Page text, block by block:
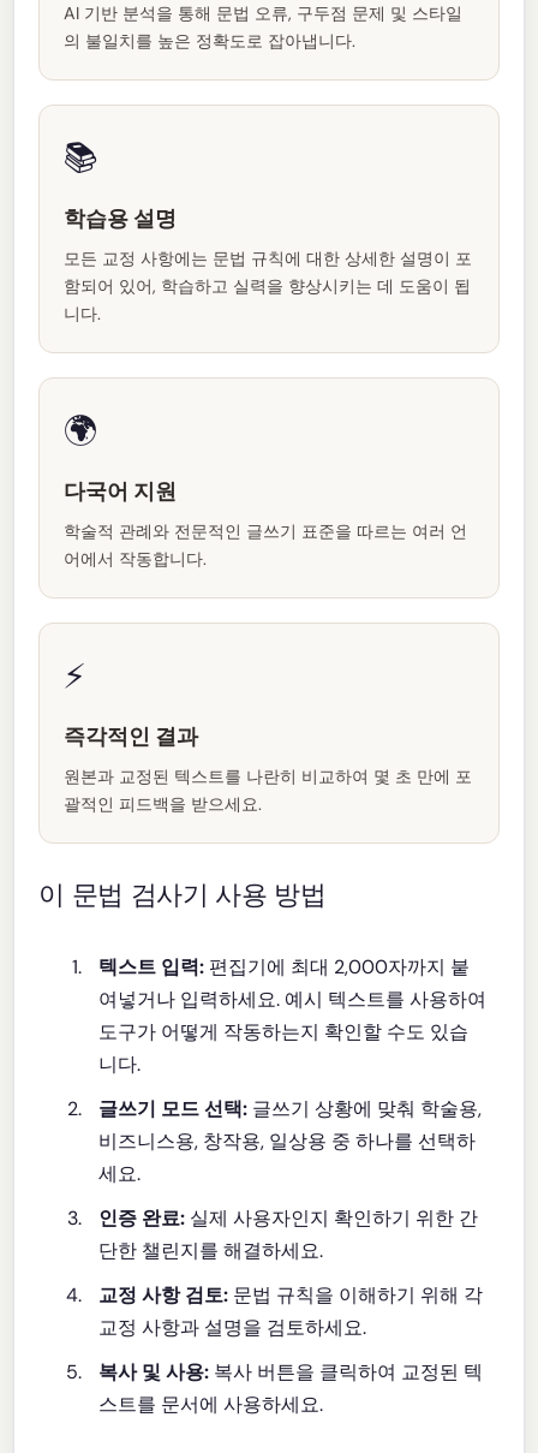
AI 기반 분석을 통해 문법 오류, 구두점 문제 및 스타일
의 불일치를 높은 정확도로 잡아냅니다.
📚
학습용 설명
모든 교정 사항에는 문법 규칙에 대한 상세한 설명이 포
함되어 있어, 학습하고 실력을 향상시키는 데 도움이 됩
니다.
🌍
다국어 지원
학술적 관례와 전문적인 글쓰기 표준을 따르는 여러 언
어에서 작동합니다.
⚡
즉각적인 결과
원본과 교정된 텍스트를 나란히 비교하여 몇 초 만에 포
괄적인 피드백을 받으세요.
이 문법 검사기 사용 방법
텍스트 입력: 편집기에 최대 2,000자까지 붙
여넣거나 입력하세요. 예시 텍스트를 사용하여
도구가 어떻게 작동하는지 확인할 수도 있습
니다.
글쓰기 모드 선택: 글쓰기 상황에 맞춰 학술용,
비즈니스용, 창작용, 일상용 중 하나를 선택하
세요.
인증 완료: 실제 사용자인지 확인하기 위한 간
단한 챌린지를 해결하세요.
교정 사항 검토: 문법 규칙을 이해하기 위해 각
교정 사항과 설명을 검토하세요.
복사 및 사용: 복사 버튼을 클릭하여 교정된 텍
스트를 문서에 사용하세요.